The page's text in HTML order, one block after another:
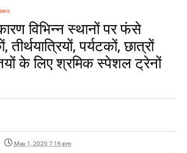
विभिन्न स्थानों पर फंसे
तीर्थयात्रियों, पर्यटकों, छात्रों
के लिए श्रमिक स्पेशल ट्रेनों
May 1, 2020 7:16 pm